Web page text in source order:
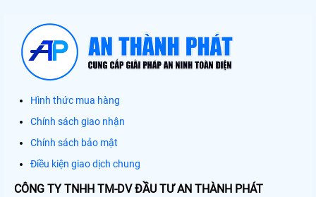
Hình thức mua hàng
Chính sách giao nhận
Chính sách bảo mật
Điều kiện giao dịch chung
CÔNG TY TNHH TM-DV ĐẦU TƯ AN THÀNH PHÁT